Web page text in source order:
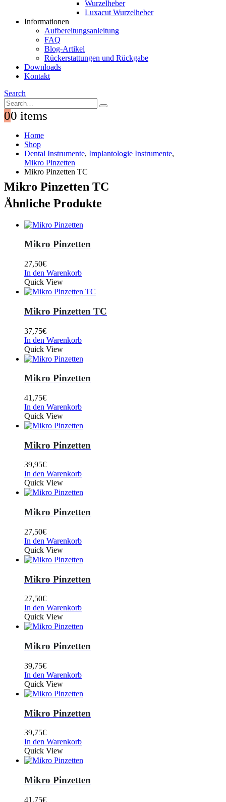
Wurzelheber
Luxacut Wurzelheber
Informationen
Aufbereitungsanleitung
FAQ
Blog-Artikel
Rückerstattungen und Rückgabe
Downloads
Kontakt
Search
00 items
Home
Shop
Dental Instrumente, Implantologie Instrumente,
Mikro Pinzetten
Mikro Pinzetten TC
Mikro Pinzetten TC
Ähnliche Produkte
Mikro Pinzetten
27,50€
In den Warenkorb
Quick View
Mikro Pinzetten TC
37,75€
In den Warenkorb
Quick View
Mikro Pinzetten
41,75€
In den Warenkorb
Quick View
Mikro Pinzetten
39,95€
In den Warenkorb
Quick View
Mikro Pinzetten
27,50€
In den Warenkorb
Quick View
Mikro Pinzetten
27,50€
In den Warenkorb
Quick View
Mikro Pinzetten
39,75€
In den Warenkorb
Quick View
Mikro Pinzetten
39,75€
In den Warenkorb
Quick View
Mikro Pinzetten
41,75€